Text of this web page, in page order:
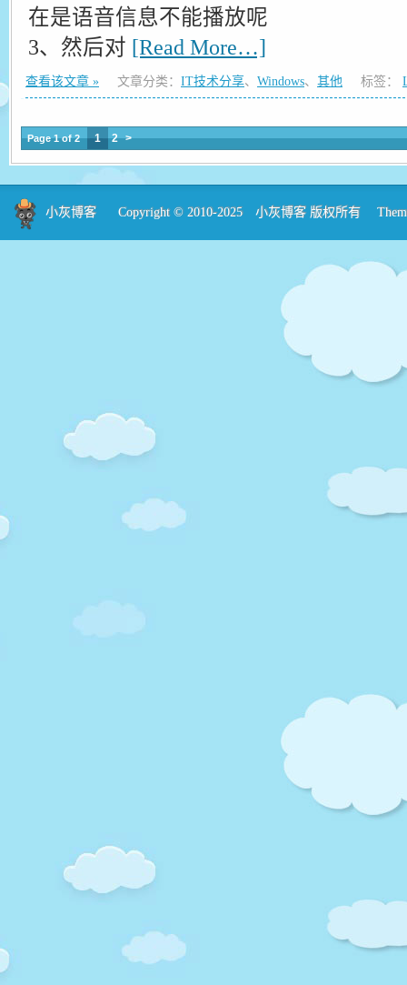
在是语音信息不能播放呢
3、然后对 [Read More…]
查看该文章 » 文章分类： IT技术分享、 Windows、 其他 标签：
Page 1 of 2 1 2 >
小灰博客 Copyright © 2010-2025小灰博客 版权所有